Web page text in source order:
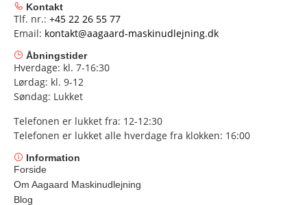
Kontakt
Tlf. nr.: +45 22 26 55 77
Email: kontakt@aagaard-maskinudlejning.dk
Åbningstider
Hverdage: kl. 7-16:30
Lørdag: kl. 9-12
Søndag: Lukket
Telefonen er lukket fra: 12-12:30
Telefonen er lukket alle hverdage fra klokken: 16:00
Information
Forside
Om Aagaard Maskinudlejning
Blog